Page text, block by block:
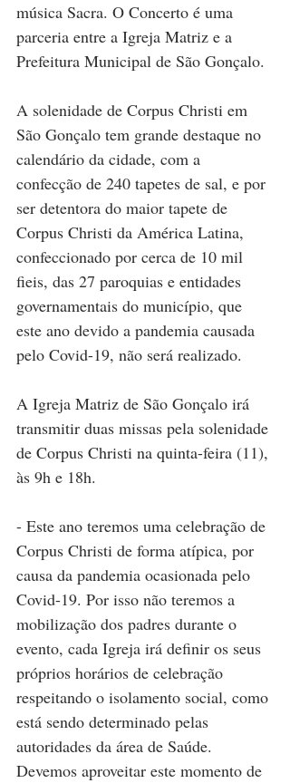
música Sacra. O Concerto é uma
parceria entre a Igreja Matriz e a
Prefeitura Municipal de São Gonçalo.
A solenidade de Corpus Christi em
São Gonçalo tem grande destaque no
calendário da cidade, com a
confecção de 240 tapetes de sal, e por
ser detentora do maior tapete de
Corpus Christi da América Latina,
confeccionado por cerca de 10 mil
fieis, das 27 paroquias e entidades
governamentais do município, que
este ano devido a pandemia causada
pelo Covid-19, não será realizado.
A Igreja Matriz de São Gonçalo irá
transmitir duas missas pela solenidade
de Corpus Christi na quinta-feira (11),
às 9h e 18h.
- Este ano teremos uma celebração de
Corpus Christi de forma atípica, por
causa da pandemia ocasionada pelo
Covid-19. Por isso não teremos a
mobilização dos padres durante o
evento, cada Igreja irá definir os seus
próprios horários de celebração
respeitando o isolamento social, como
está sendo determinado pelas
autoridades da área de Saúde.
Devemos aproveitar este momento de